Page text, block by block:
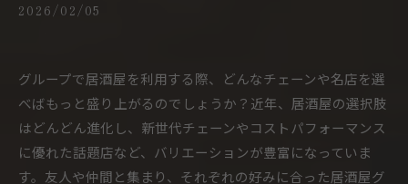
2026/02/05
グループで居酒屋を利用する際、どんなチェーンや名店を選
べばもっと盛り上がるのでしょうか？近年、居酒屋の選択肢
はどんどん進化し、新世代チェーンやコストパフォーマンス
に優れた話題店など、バリエーションが豊富になっていま
す。友人や仲間と集まり、それぞれの好みに合った居酒屋グ